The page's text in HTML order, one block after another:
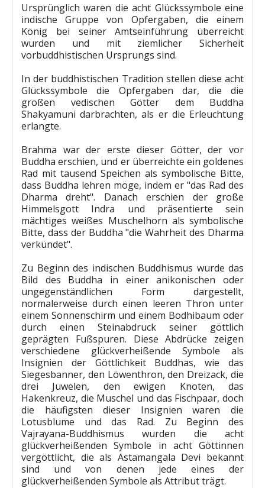
Ursprünglich waren die acht Glückssymbole eine
indische Gruppe von Opfergaben, die einem
König bei seiner Amtseinführung überreicht
wurden und mit ziemlicher Sicherheit
vorbuddhistischen Ursprungs sind.
In der buddhistischen Tradition stellen diese acht
Glückssymbole die Opfergaben dar, die die
großen vedischen Götter dem Buddha
Shakyamuni darbrachten, als er die Erleuchtung
erlangte.
Brahma war der erste dieser Götter, der vor
Buddha erschien, und er überreichte ein goldenes
Rad mit tausend Speichen als symbolische Bitte,
dass Buddha lehren möge, indem er "das Rad des
Dharma dreht". Danach erschien der große
Himmelsgott Indra und präsentierte sein
mächtiges weißes Muschelhorn als symbolische
Bitte, dass der Buddha "die Wahrheit des Dharma
verkündet".
Zu Beginn des indischen Buddhismus wurde das
Bild des Buddha in einer anikonischen oder
ungegenständlichen Form dargestellt,
normalerweise durch einen leeren Thron unter
einem Sonnenschirm und einem Bodhibaum oder
durch einen Steinabdruck seiner göttlich
geprägten Fußspuren. Diese Abdrücke zeigen
verschiedene glückverheißende Symbole als
Insignien der Göttlichkeit Buddhas, wie das
Siegesbanner, den Löwenthron, den Dreizack, die
drei Juwelen, den ewigen Knoten, das
Hakenkreuz, die Muschel und das Fischpaar, doch
die häufigsten dieser Insignien waren die
Lotusblume und das Rad. Zu Beginn des
Vajrayana-Buddhismus wurden die acht
glückverheißenden Symbole in acht Göttinnen
vergöttlicht, die als Astamangala Devi bekannt
sind und von denen jede eines der
glückverheißenden Symbole als Attribut trägt.